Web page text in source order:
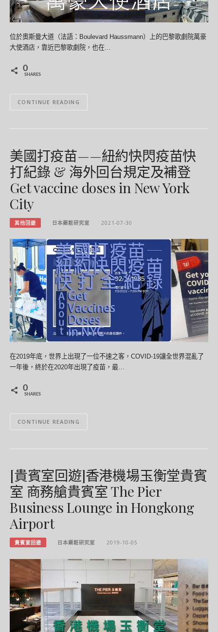
位於奧斯曼大道（法語：Boulevard Haussmann）上的巴黎歌劇院萬豪
大使酒店，靠近巴黎歌劇院，也在…
0
SHARES
CONTINUE READING
美國打疫苗——紐約快閃疫苗快
打紀錄 & 海外回台規定及補登
Get vaccine doses in New York
City
其他回遊 日本藥粧研究室 2021-07-30
在2019年底，世界上出現了一位不速之客，COVID-19讓全世界混亂了
一年後，終於在2020年出現了疫苗，最…
0
SHARES
CONTINUE READING
[貴賓室回遊]香港機場玉衡堂貴賓
室 商務艙貴賓室 The Pier
Business Lounge in Hongkong
Airport
貴賓室回遊 日本藥粧研究室 2019-10-05